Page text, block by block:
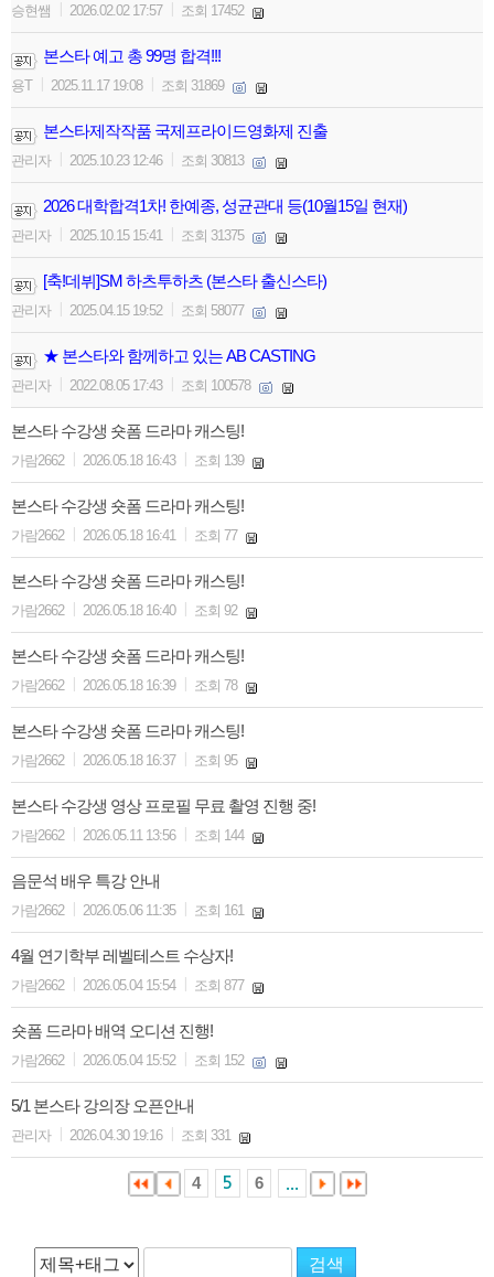
승현쌤 2026.02.02 17:57 조회 17452
본스타 예고 총 99명 합격!!!
용T 2025.11.17 19:08 조회 31869
본스타제작작품 국제프라이드영화제 진출
관리자 2025.10.23 12:46 조회 30813
2026 대학합격1차! 한예종, 성균관대 등(10월15일 현재)
관리자 2025.10.15 15:41 조회 31375
[축!데뷔]SM 하츠투하츠 (본스타 출신스타)
관리자 2025.04.15 19:52 조회 58077
★ 본스타와 함께하고 있는 AB CASTING
관리자 2022.08.05 17:43 조회 100578
본스타 수강생 숏폼 드라마 캐스팅!
가람2662 2026.05.18 16:43 조회 139
본스타 수강생 숏폼 드라마 캐스팅!
가람2662 2026.05.18 16:41 조회 77
본스타 수강생 숏폼 드라마 캐스팅!
가람2662 2026.05.18 16:40 조회 92
본스타 수강생 숏폼 드라마 캐스팅!
가람2662 2026.05.18 16:39 조회 78
본스타 수강생 숏폼 드라마 캐스팅!
가람2662 2026.05.18 16:37 조회 95
본스타 수강생 영상 프로필 무료 촬영 진행 중!
가람2662 2026.05.11 13:56 조회 144
음문석 배우 특강 안내
가람2662 2026.05.06 11:35 조회 161
4월 연기학부 레벨테스트 수상자!
가람2662 2026.05.04 15:54 조회 877
숏폼 드라마 배역 오디션 진행!
가람2662 2026.05.04 15:52 조회 152
5/1 본스타 강의장 오픈안내
관리자 2026.04.30 19:16 조회 331
4 5 6